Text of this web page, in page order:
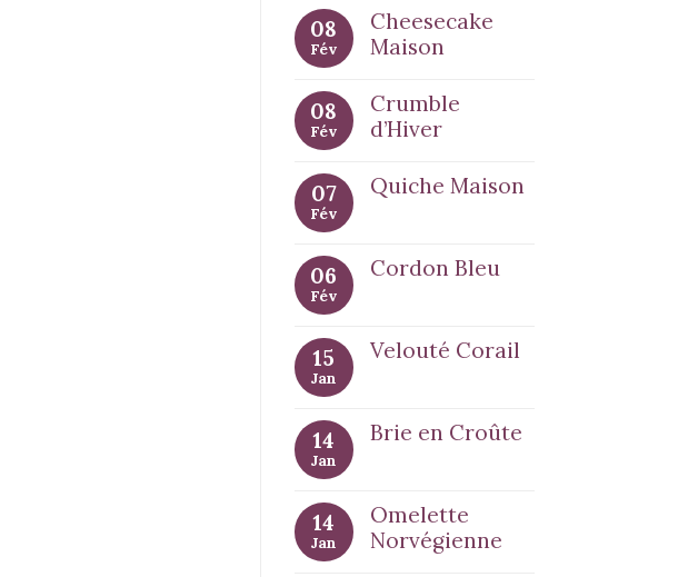
08
Fév
Cheesecake
Maison
08
Fév
Crumble
d’Hiver
07
Fév
Quiche Maison
06
Fév
Cordon Bleu
15
Jan
Velouté Corail
14
Jan
Brie en Croûte
14
Jan
Omelette
Norvégienne